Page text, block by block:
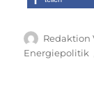
Autor
Redaktion
Energiepolitik